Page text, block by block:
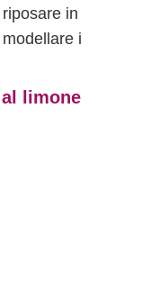
in
i
limone